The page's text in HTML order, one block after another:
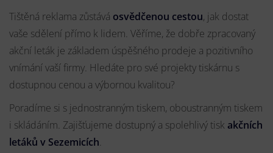
Tištěná reklama zůstává osvědčenou cestou, jak dostat
vaše sdělení přímo k lidem. Věříme, že dobře zpracovaný
akční leták je základem úspěšného prodeje a pozitivního
vnímání vaší firmy. Hledáte pro své projekty tiskárnu s
dostupnou cenou a výbornou kvalitou?
Poradíme si s jednostranným tiskem, oboustranným tiskem
i skládáním. Zajišťujeme dostupný a spolehlivý tisk akčních
letáků v Sezemicích.